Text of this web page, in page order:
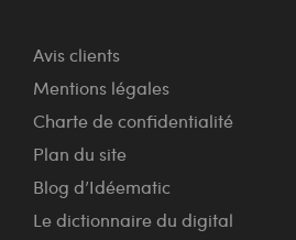
Avis clients
Mentions légales
Charte de confidentialité
Plan du site
Blog d’Idéematic
Le dictionnaire du digital